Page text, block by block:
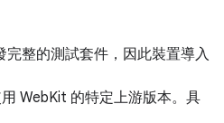
完整的測試套件，因此裝置導入
WebKit 的特定上游版本。具